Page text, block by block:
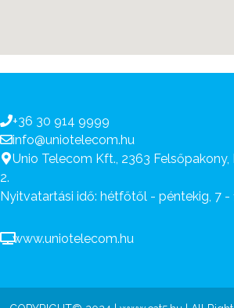
+36 30 914 9999
info@uniotelecom.hu
Unio Telecom Kft., 2363
2.
Nyitvatartási idő: hétfőtől - péntekig, 7 -
www.uniotelecom.hu